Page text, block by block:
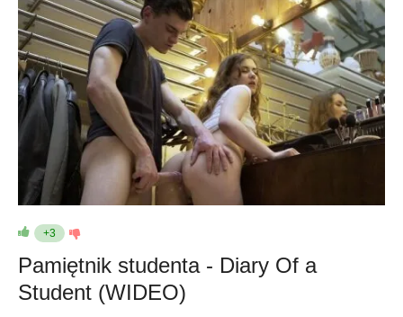
+3
Pamiętnik studenta - Diary Of a
Student (WIDEO)